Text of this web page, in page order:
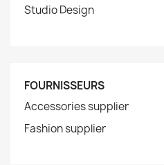
Studio Design
FOURNISSEURS
Accessories supplier
Fashion supplier